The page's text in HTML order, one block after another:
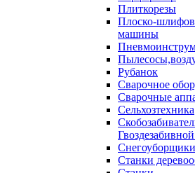
Плиткорезы
Плоско-
машины
Рубанок
Сварочное
Сварочные
Сельхозтехника
Снегоуборщики
Станки